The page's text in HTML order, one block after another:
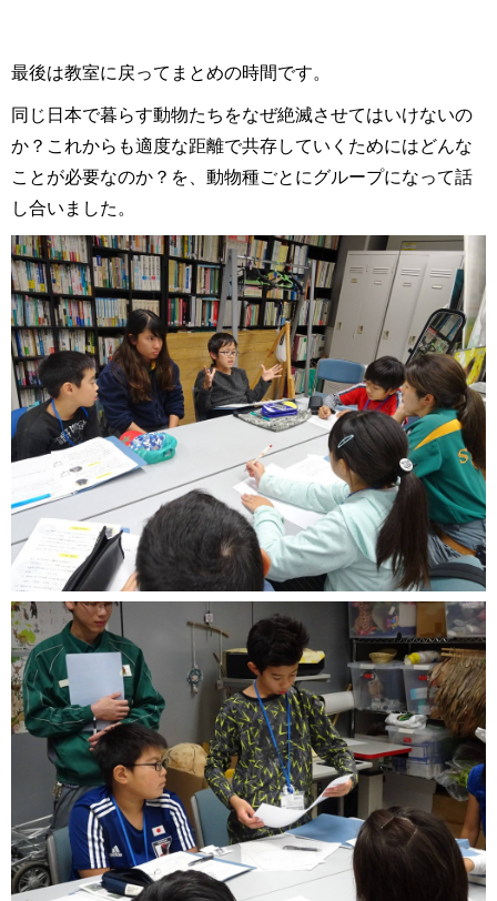
最後は教室に戻ってまとめの時間です。
同じ日本で暮らす動物たちをなぜ絶滅させてはいけないの
か？これからも適度な距離で共存していくためにはどんな
ことが必要なのか？を、動物種ごとにグループになって話
し合いました。